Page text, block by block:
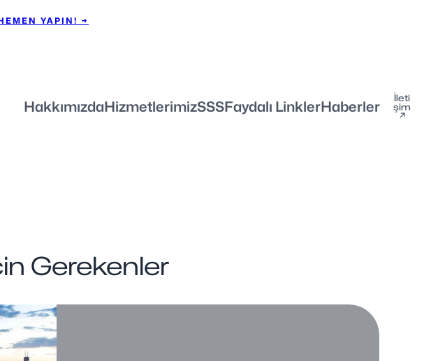
YAPIN! →
HakkımızdaHizmetlerimizSSSFaydalı LinklerHaberler
İleti
şim
↗
Gerekenler